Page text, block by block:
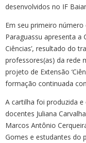
desenvolvidos no IF
Em seu primeiro
Paraguassu apresenta a
Ciências’, resultado do
professores(as) da rede
projeto de Extensão
formação continuada
A cartilha foi produzida e
docentes Juliana
Marcos Antônio
Gomes e estudantes do